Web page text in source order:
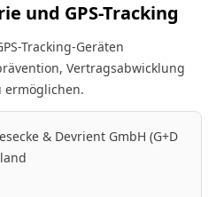
und GPS-Tracking
Tracking-Geräten
Vertragsabwicklung
ermöglichen.
& Devrient GmbH (G+D